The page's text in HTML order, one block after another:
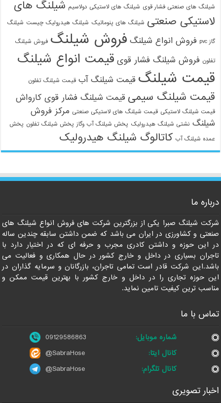
شیلنگ های صنعتی فشار قوی شیلنگ های لاستیکی دولاسیم شیلنگ های
لاستیکی صنعتی شیلنگ های پنوماتیک شیلنگ هیدرولیک چیست شیلنگ
گاز pvc فروش انواع شیلنگ فروش شیلنگ فروش شیلنگ
تفلون فروش شیلنگ فشار قوی قیمت انواع شیلنگ
قیمت شیلنگ قیمت شیلنگ آب قیمت شیلنگ تفلون
قیمت شیلنگ سیمی قیمت شیلنگ فشار قوی کارواش
قیمت شیلنگ لاستیکی قیمت شیلنگ های لاستیکی صنعتی مرکز فروش
شیلنگ نشتی شیلنگ هیدرولیک پخش شیلنگ آب وگاز پخش شیلنگ تفلون پخش
عمده شیلنگ آب کاتالوگ شیلنگ هیدرولیک
درباره ما
شرکت شیلنگ صبرا یکی از بزرگترین شرکت های فروش انواع شیلنگ های
صنعتی و کشاورزی در ایران می باشد که ضمن داشتن سابقه چندین ساله
در این حوزه و داشتن کادری مجرب و حرفه ای که در اختیار دارد با
تاجران بسیاری در داخل و خارج کشور در حال همکاری و فعالیت می
باشد.این شرکت قادر است تمامی تاجران، بازرگانان و سرمایه گذاران در
این حوزه تجاری را در داخل و خارج کشور با بهترین قیمت ممکن و
مناسب ترین کیفیت تامین نماید.
تماس با ما
شماره موبایل:
09129586863
کانال ایتا:
@SabraHose
کانال تلگرام:
@SabraHose
اخبار تصویری